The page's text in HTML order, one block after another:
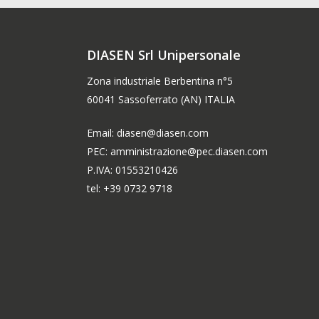
DIASEN Srl Unipersonale
Zona industriale Berbentina n°5
60041 Sassoferrato (AN) ITALIA
Email: diasen@diasen.com
PEC: amministrazione@pec.diasen.com
P.IVA: 01553210426
tel: +39 0732 9718